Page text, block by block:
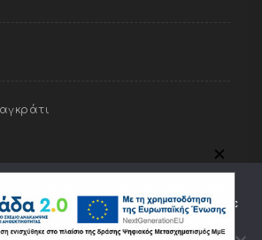
για την καλύτερη πλοήγηση στον
"Οk" συναινείτε στη χρήση cookies σε
Πατώντας "Ελαχ." θα γίνει χρήση μόνο
✕